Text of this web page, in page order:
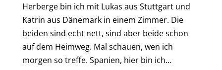
Herberge bin ich mit Lukas aus Stuttgart und
Katrin aus Dänemark in einem Zimmer. Die
beiden sind echt nett, sind aber beide schon
auf dem Heimweg. Mal schauen, wen ich
morgen so treffe. Spanien, hier bin ich…